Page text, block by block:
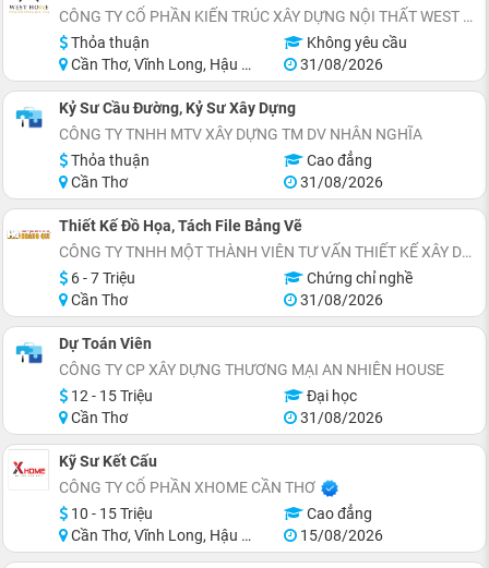
CÔNG TY CỔ PHẦN KIẾN TRÚC XÂY DỰNG NỘI THẤT WEST HOME
Thỏa thuận
Không yêu cầu
Cần Thơ, Vĩnh Long, Hậu Giang
31/08/2026
Kỷ Sư Cầu Đường, Kỷ Sư Xây Dựng
CÔNG TY TNHH MTV XÂY DỰNG TM DV NHÂN NGHĨA
Thỏa thuận
Cao đẳng
Cần Thơ
31/08/2026
Thiết Kế Đồ Họa, Tách File Bảng Vẽ
CÔNG TY TNHH MỘT THÀNH VIÊN TƯ VẤN THIẾT KẾ XÂY DỰNG HOÀNG QUI
6 - 7 Triệu
Chứng chỉ nghề
Cần Thơ
31/08/2026
Dự Toán Viên
CÔNG TY CP XÂY DỰNG THƯƠNG MẠI AN NHIÊN HOUSE
12 - 15 Triệu
Đại học
Cần Thơ
31/08/2026
Kỹ Sư Kết Cấu
CÔNG TY CỔ PHẦN XHOME CẦN THƠ
10 - 15 Triệu
Cao đẳng
Cần Thơ, Vĩnh Long, Hậu Giang, Sóc Trăng
15/08/2026